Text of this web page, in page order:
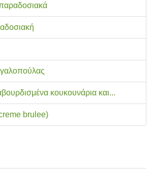
κουκουνάρια και...
brulee)